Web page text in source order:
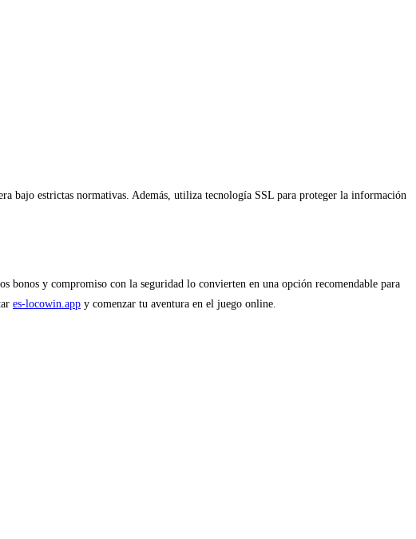
bajo estrictas normativas. Además, utiliza tecnología SSL para proteger la información
y compromiso con la seguridad lo convierten en una opción recomendable para
es-locowin.app y comenzar tu aventura en el juego online.